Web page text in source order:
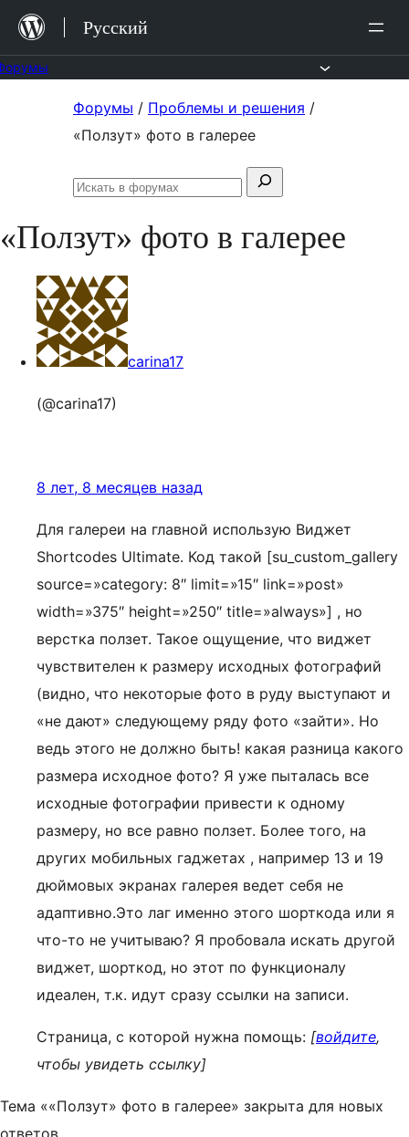
Перейти
содержимому
Русский
Форумы / Проблемы и решения /
«Ползут» фото в галерее
Поиск:
Искать
«Ползут» фото в галерее
carina17
(@carina17)
8 лет, 8 месяцев назад
Для галереи на главной использую Виджет
Shortcodes Ultimate. Код такой [su_custom_gallery
source=»category: 8″ limit=»15″ link=»post»
width=»375″ height=»250″ title=»always»] , но
верстка ползет. Такое ощущение, что виджет
чувствителен к размеру исходных фотографий
(видно, что некоторые фото в руду выступают и
«не дают» следующему ряду фото «зайти». Но
ведь этого не должно быть! какая разница какого
размера исходное фото? Я уже пыталась все
исходные фотографии привести к одному
размеру, но все равно ползет. Более того, на
других мобильных гаджетах , например 13 и 19
дюймовых экранах галерея ведет себя не
адаптивно.Это лаг именно этого шорткода или я
что-то не учитываю? Я пробовала искать другой
виджет, шорткод, но этот по функционалу
идеален, т.к. идут сразу ссылки на записи.
Страница, с которой нужна помощь: [войдите,
чтобы увидеть ссылку]
Тема ««Ползут» фото в галерее» закрыта для новых
ответов.